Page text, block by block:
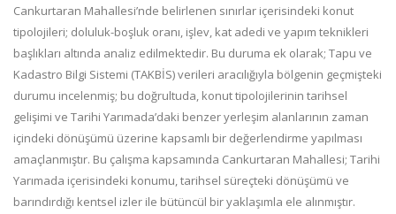
Cankurtaran Mahallesi’nde belirlenen sınırlar içerisindeki konut
tipolojileri; doluluk-boşluk oranı, işlev, kat adedi ve yapım teknikleri
başlıkları altında analiz edilmektedir. Bu duruma ek olarak; Tapu ve
Kadastro Bilgi Sistemi (TAKBİS) verileri aracılığıyla bölgenin geçmişteki
durumu incelenmiş; bu doğrultuda, konut tipolojilerinin tarihsel
gelişimi ve Tarihi Yarımada’daki benzer yerleşim alanlarının zaman
içindeki dönüşümü üzerine kapsamlı bir değerlendirme yapılması
amaçlanmıştır. Bu çalışma kapsamında Cankurtaran Mahallesi; Tarihi
Yarımada içerisindeki konumu, tarihsel süreçteki dönüşümü ve
barındırdığı kentsel izler ile bütüncül bir yaklaşımla ele alınmıştır.